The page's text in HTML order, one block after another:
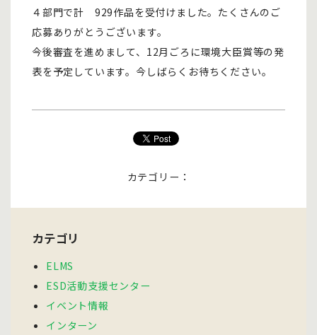
４部門で計 929作品を受付けました。たくさんのご
応募ありがとうございます。
今後審査を進めまして、12月ごろに環境大臣賞等の発
表を予定しています。今しばらくお待ちください。
カテゴリー：
カテゴリ
ELMS
ESD活動支援センター
イベント情報
インターン